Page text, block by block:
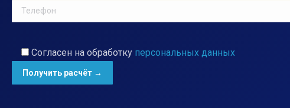
Согласен на обработку персональных данных